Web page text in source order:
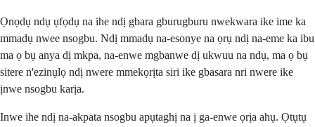
Ọnọdụ ndụ ụfọdụ na ihe ndị gbara gburugburu nwekwara ike ime ka
mmadụ nwee nsogbu. Ndị mmadụ na-esonye na ọrụ ndị na-eme ka ibu
ma ọ bụ anya dị mkpa, na-enwe mgbanwe dị ukwuu na ndụ, ma ọ bụ
sitere n'ezinụlọ ndị nwere mmekọrịta siri ike gbasara nri nwere ike
ịnwe nsogbu karịa.
Inwe ihe ndị na-akpata nsogbu apụtaghị na ị ga-enwe ọrịa ahụ. Ọtụtụ